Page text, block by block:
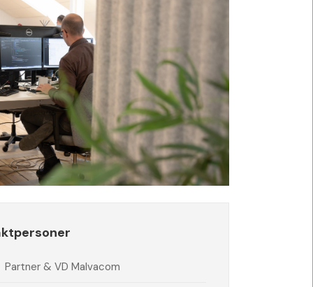
Partner & VD Malvacom